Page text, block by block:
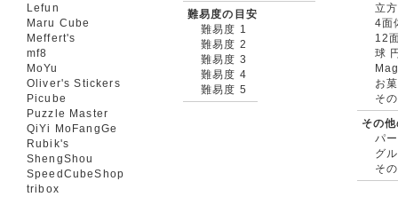
Lefun
Maru Cube
Meffert's
mf8
MoYu
Oliver's Stickers
Picube
Puzzle Master
QiYi MoFangGe
Rubik's
ShengShou
SpeedCubeShop
tribox
難易度の目安
難易度 1
難易度 2
難易度 3
難易度 4
難易度 5
立
4面
12
球
お
そ
その
パ
グ
そ